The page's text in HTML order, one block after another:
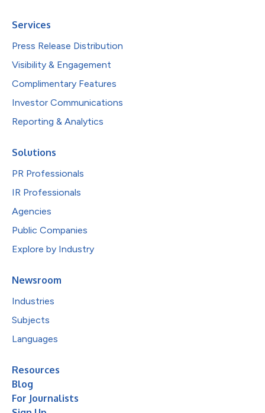
Services
Press Release Distribution
Visibility & Engagement
Complimentary Features
Investor Communications
Reporting & Analytics
Solutions
PR Professionals
IR Professionals
Agencies
Public Companies
Explore by Industry
Newsroom
Industries
Subjects
Languages
Resources
Blog
For Journalists